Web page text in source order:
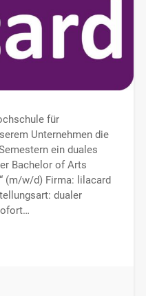
für
Unternehmen die
ein duales
Bachelor of Arts
(m/w/d) Firma: lilacard
dualer